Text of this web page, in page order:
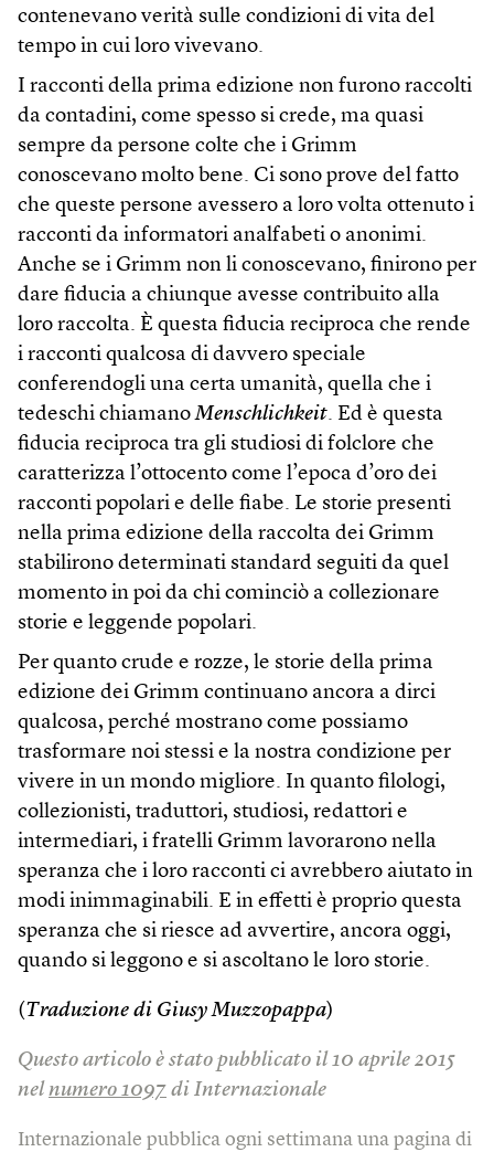
contenevano verità sulle condizioni di vita del
tempo in cui loro vivevano.
I racconti della prima edizione non furono raccolti
da contadini, come spesso si crede, ma quasi
sempre da persone colte che i Grimm
conoscevano molto bene. Ci sono prove del fatto
che queste persone avessero a loro volta ottenuto i
racconti da informatori analfabeti o anonimi.
Anche se i Grimm non li conoscevano, finirono per
dare fiducia a chiunque avesse contribuito alla
loro raccolta. È questa fiducia reciproca che rende
i racconti qualcosa di davvero speciale
conferendogli una certa umanità, quella che i
tedeschi chiamanoMenschlichkeit. Ed è questa
fiducia reciproca tra gli studiosi di folclore che
caratterizza l’ottocento come l’epoca d’oro dei
racconti popolari e delle fiabe. Le storie presenti
nella prima edizione della raccolta dei Grimm
stabilirono determinati standard seguiti da quel
momento in poi da chi cominciò a collezionare
storie e leggende popolari.
Per quanto crude e rozze, le storie della prima
edizione dei Grimm continuano ancora a dirci
qualcosa, perché mostrano come possiamo
trasformare noi stessi e la nostra condizione per
vivere in un mondo migliore. In quanto filologi,
collezionisti, traduttori, studiosi, redattori e
intermediari, i fratelli Grimm lavorarono nella
speranza che i loro racconti ci avrebbero aiutato in
modi inimmaginabili. E in effetti è proprio questa
speranza che si riesce ad avvertire, ancora oggi,
quando si leggono e si ascoltano le loro storie.
(Traduzione di Giusy Muzzopappa)
Questo articolo è stato pubblicato il 10 aprile 2015
nel numero 1097 di Internazionale
Internazionale pubblica ogni settimana una pagina di